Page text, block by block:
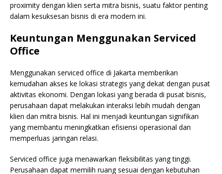
proximity dengan klien serta mitra bisnis, suatu faktor penting
dalam kesuksesan bisnis di era modern ini.
Keuntungan Menggunakan Serviced
Office
Menggunakan serviced office di Jakarta memberikan
kemudahan akses ke lokasi strategis yang dekat dengan pusat
aktivitas ekonomi. Dengan lokasi yang berada di pusat bisnis,
perusahaan dapat melakukan interaksi lebih mudah dengan
klien dan mitra bisnis. Hal ini menjadi keuntungan signifikan
yang membantu meningkatkan efisiensi operasional dan
memperluas jaringan relasi.
Serviced office juga menawarkan fleksibilitas yang tinggi.
Perusahaan dapat memilih ruang sesuai dengan kebutuhan